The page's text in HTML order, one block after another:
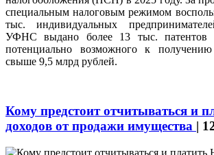
специальным налоговым режимом
тыс. индивидуальных
УФНС выдано более 13 тыс.
потенциально возможного к получению
свыше 9,5 млрд рублей.
Кому предстоит отчитываться и
доходов от продажи имущества |